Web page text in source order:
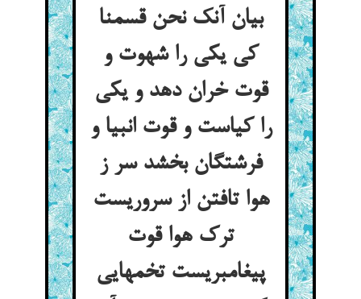
بیان آنک نحن قسمنا
کی یکی را شهوت و
قوت خران دهد و یکی
را کیاست و قوت انبیا و
فرشتگان بخشد سر ز
هوا تافتن از سروریست
ترک هوا قوت
پیغامبریست تخمهایی